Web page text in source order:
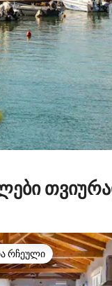
რჩეული
რჩეული